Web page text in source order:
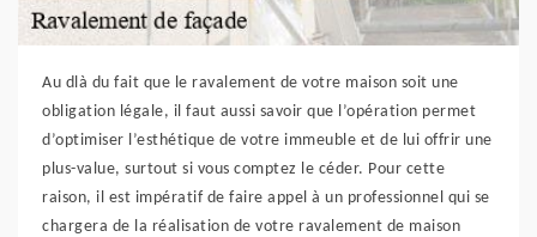
Au dlà du fait que le ravalement de votre maison soit une
obligation légale, il faut aussi savoir que l’opération permet
d’optimiser l’esthétique de votre immeuble et de lui offrir une
plus-value, surtout si vous comptez le céder. Pour cette
raison, il est impératif de faire appel à un professionnel qui se
chargera de la réalisation de votre ravalement de maison